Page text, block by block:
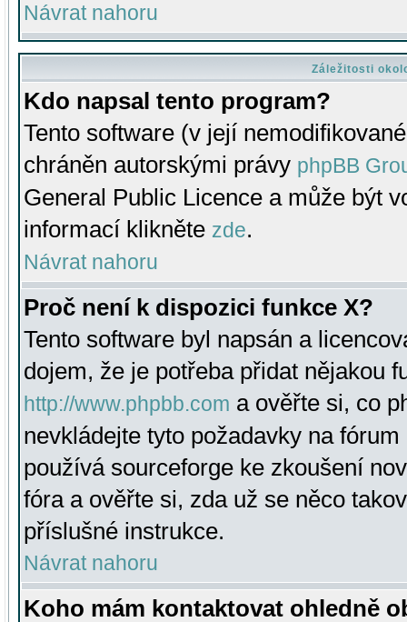
Návrat nahoru
Záležitosti
Kdo napsal tento program?
Tento software (v její
chráněn autorskými právy phpBB
General Public Licence a může být
informací klikněte zde.
Návrat nahoru
Proč není k dispozici funkce X?
Tento software byl napsán a
dojem, že je potřeba přidat nějakou
http://www.phpbb.com a ověřte si, co
nevkládejte tyto požadavky na
používá sourceforge ke zkoušení
fóra a ověřte si, zda už se něco
příslušné instrukce.
Návrat nahoru
Koho mám kontaktovat ohledně